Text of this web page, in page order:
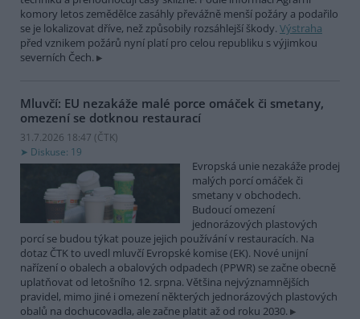
komory letos zemědělce zasáhly převážně menší požáry a podařilo
se je lokalizovat dříve, než způsobily rozsáhlejší škody. Výstraha
před vznikem požárů nyní platí pro celou republiku s výjimkou
severních Čech.
Mluvčí: EU nezakáže malé porce omáček či smetany,
omezení se dotknou restaurací
31.7.2026 18:47 (ČTK)
Diskuse: 19
Evropská unie nezakáže prodej
malých porcí omáček či
smetany v obchodech.
Budoucí omezení
jednorázových plastových
porcí se budou týkat pouze jejich používání v restauracích. Na
dotaz ČTK to uvedl mluvčí Evropské komise (EK). Nové unijní
nařízení o obalech a obalových odpadech (PPWR) se začne obecně
uplatňovat od letošního 12. srpna. Většina nejvýznamnějších
pravidel, mimo jiné i omezení některých jednorázových plastových
obalů na dochucovadla, ale začne platit až od roku 2030.